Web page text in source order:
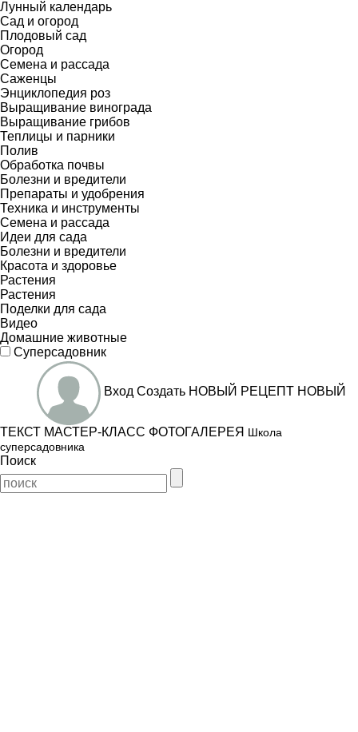
Лунный календарь
Сад и огород
Плодовый сад
Огород
Семена и рассада
Саженцы
Энциклопедия роз
Выращивание винограда
Выращивание грибов
Теплицы и парники
Полив
Обработка почвы
Болезни и вредители
Препараты и удобрения
Техника и инструменты
Семена и рассада
Идеи для сада
Болезни и вредители
Красота и здоровье
Растения
Растения
Поделки для сада
Видео
Домашние животные
Суперсадовник
Вход Создать НОВЫЙ РЕЦЕПТ НОВЫЙ
ТЕКСТ МАСТЕР-КЛАСС ФОТОГАЛЕРЕЯ Школа
суперсадовника
Поиск